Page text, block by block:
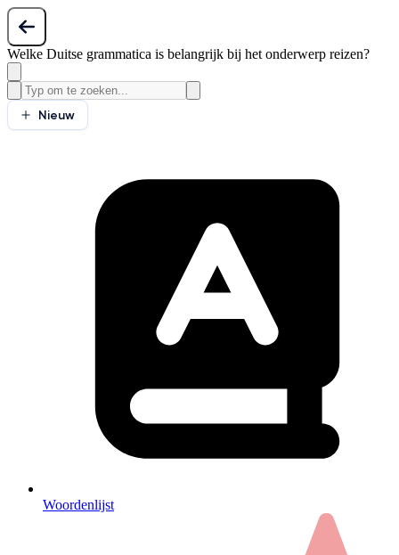
Welke Duitse grammatica is belangrijk bij het onderwerp reizen?
Nieuw
Woordenlijst